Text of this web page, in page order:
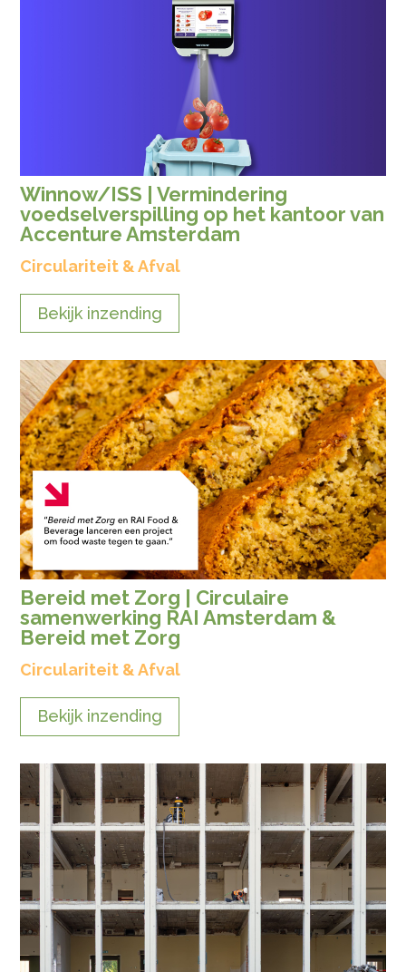
Winnow/ISS | Vermindering
voedselverspilling op het kantoor van
Accenture Amsterdam
Circulariteit & Afval
Bekijk inzending
Bereid met Zorg | Circulaire
samenwerking RAI Amsterdam &
Bereid met Zorg
Circulariteit & Afval
Bekijk inzending